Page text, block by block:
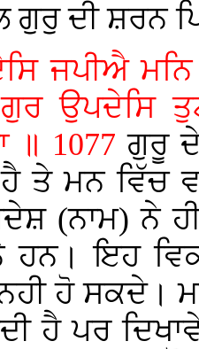
ਗੁਰੁ ਦੀ ਸ਼ਰਨ
ਜਪੀਐ ਮਨਿ
ਗੁਰ ਉਪਦੇਸਿ
॥ 1077ਗੁਰੂ
ਹੈ ਤੇ ਮਨ ਵਿੱਚ
(ਨਾਮ) ਨੇ
ਹਨ। ਇਹ
ਹੋ ਸਕਦੇ।
ਹੈ ਪਰ